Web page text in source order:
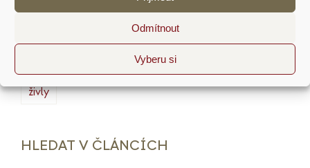
Odmítnout
Vyberu si
strategie
web
živly
HLEDAT V ČLÁNCÍCH